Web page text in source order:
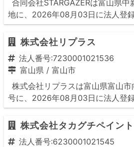
合同会社STARGAZERは富山県
地に、2026年08月03日に法人登録
株式会社リプラス
法人番号:7230001021536
富山県 / 富山市
株式会社リプラスは富山県富山
号に、2026年08月03日に法人登録
株式会社タカグチペイント
法人番号:6230001021545